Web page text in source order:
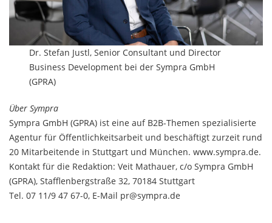
Dr. Stefan Justl, Senior Consultant und Director
Business Development bei der Sympra GmbH
(GPRA)
Über Sympra
Sympra GmbH (GPRA) ist eine auf B2B-Themen spezialisierte
Agentur für Öffentlichkeitsarbeit und beschäftigt zurzeit rund
20 Mitarbeitende in Stuttgart und München. www.sympra.de.
Kontakt für die Redaktion: Veit Mathauer, c/o Sympra GmbH
(GPRA), Stafflenbergstraße 32, 70184 Stuttgart
Tel. 07 11/9 47 67-0, E-Mail pr@sympra.de